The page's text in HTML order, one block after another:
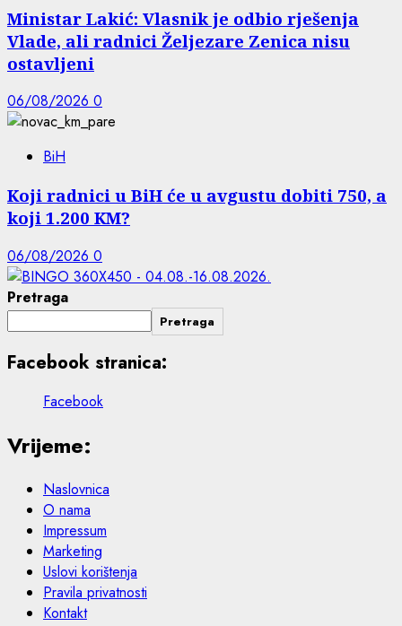
Ministar Lakić: Vlasnik je odbio rješenja
Vlade, ali radnici Željezare Zenica nisu
ostavljeni
06/08/2026 0
BiH
Koji radnici u BiH će u avgustu dobiti 750, a
koji 1.200 KM?
06/08/2026 0
Pretraga
Pretraga
Facebook stranica:
Facebook
Vrijeme:
Naslovnica
O nama
Impressum
Marketing
Uslovi korištenja
Pravila privatnosti
Kontakt